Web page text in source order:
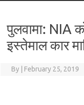
पुलवामा: NIA
इस्तेमाल कार
By February 25, 2019